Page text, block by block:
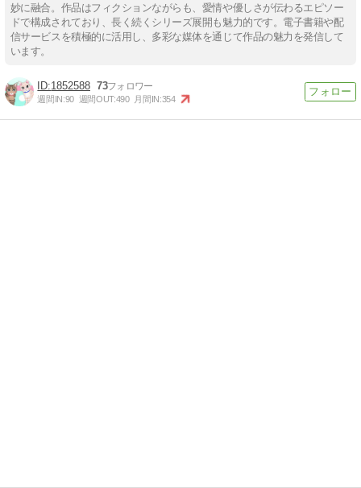
妙に融合。作品はフィクションながらも、愛情や優しさが伝わるエピソー
ドで構成されており、長く続くシリーズ展開も魅力的です。電子書籍や配
信サービスを積極的に活用し、多彩な媒体を通じて作品の魅力を発信して
います。
1852588 73
週間IN:90 週間OUT:490 月間IN:354